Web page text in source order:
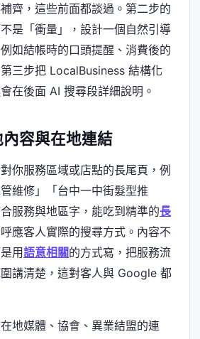
齊，這些前面都談過。第二步的
是「衝量」，設計一個自然引導
如結帳時的口頭提醒、消費後的
三步把 LocalBusiness 結構化
在後面 AI 搜尋段詳細說明。
容與在地連結
你服務區域或店點的長尾頁，例
維修」「台中一中街髮型推
服務與地區字，能吃到精準的長
應客人實際的搜尋方式。內容不
用語意相關的方式寫，把服務流
講清楚，這對客人與 Google 都
地媒體、協會、異業結盟的連